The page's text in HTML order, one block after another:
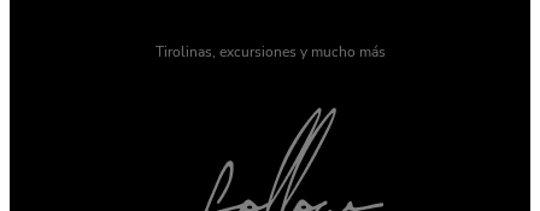
Tirolinas, excursiones y mucho más